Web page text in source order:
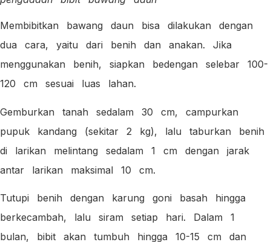
Membibitkan bawang daun bisa dilakukan dengan
dua cara, yaitu dari benih dan anakan. Jika
menggunakan benih, siapkan bedengan selebar 100-
120 cm sesuai luas lahan.
Gemburkan tanah sedalam 30 cm, campurkan
pupuk kandang (sekitar 2 kg), lalu taburkan benih
di larikan melintang sedalam 1 cm dengan jarak
antar larikan maksimal 10 cm.
Tutupi benih dengan karung goni basah hingga
berkecambah, lalu siram setiap hari. Dalam 1
bulan, bibit akan tumbuh hingga 10-15 cm dan